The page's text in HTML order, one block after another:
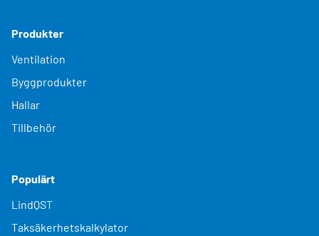
Produkter
Ventilation
Byggprodukter
Hallar
Tillbehör
Populärt
LindQST
Taksäkerhetskalkylator